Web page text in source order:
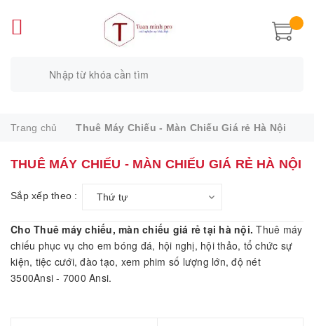
Trang chủ Thuê Máy Chiếu - Màn Chiếu Giá rẻ Hà Nội
THUÊ MÁY CHIẾU - MÀN CHIẾU GIÁ RẺ HÀ NỘI
Sắp xếp theo : Thứ tự
Cho Thuê máy chiếu, màn chiếu giá rẻ tại hà nội. Thuê máy
chiếu phục vụ cho em bóng đá, hội nghị, hội thảo, tổ chức sự
kiện, tiệc cưới, đào tạo, xem phim số lượng lớn, độ nét
3500Ansi - 7000 Ansi.